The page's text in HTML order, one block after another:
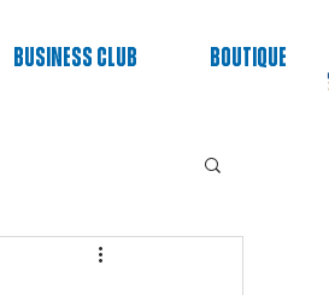
Business club Boutique